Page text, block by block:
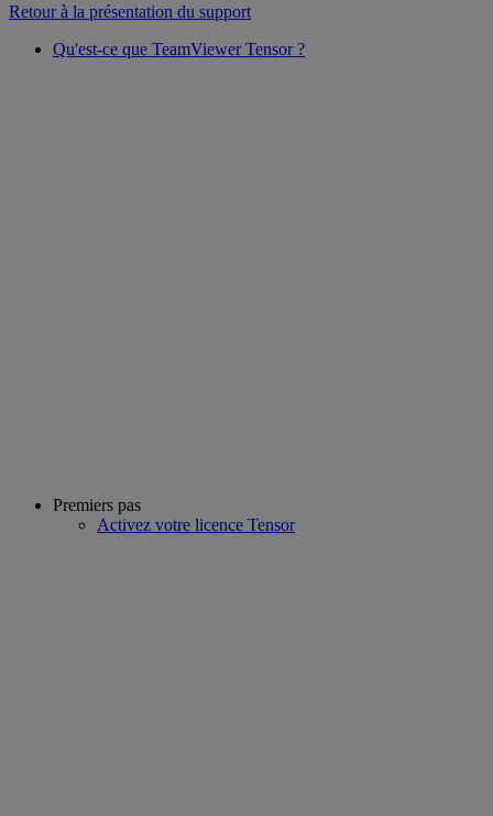
Retour à la présentation du support
Qu'est-ce que TeamViewer Tensor ?
Premiers pas
Activez votre licence Tensor